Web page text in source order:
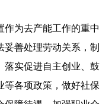
作为去产能工作的重中
善处理劳动关系，制
落实促进自主创业、鼓
等各项政策，做好社保